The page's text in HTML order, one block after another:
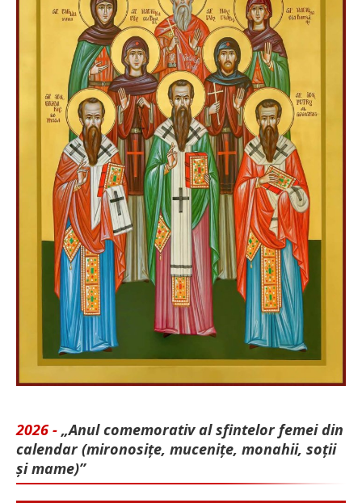
2026 - „Anul comemorativ al sfintelor femei din
calendar (mironosițe, mu­cenițe, monahii, soții
și mame)”